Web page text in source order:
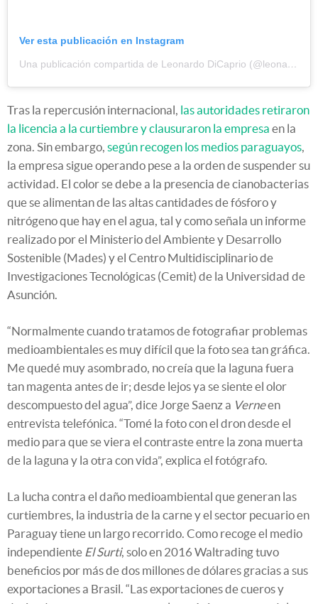
Ver esta publicación en Instagram
Una publicación compartida de Leonardo DiCaprio (@leonardodicaprio)
Tras la repercusión internacional, las autoridades retiraron
la licencia a la curtiembre y clausuraron la empresa en la
zona. Sin embargo, según recogen los medios paraguayos
la empresa sigue operando pese a la orden de suspender su
actividad. El color se debe a la presencia de cianobacterias
que se alimentan de las altas cantidades de fósforo y
nitrógeno que hay en el agua, tal y como señala un informe
realizado por el Ministerio del Ambiente y Desarrollo
Sostenible (Mades) y el Centro Multidisciplinario de
Investigaciones Tecnológicas (Cemit) de la Universidad de
Asunción.
“Normalmente cuando tratamos de fotografiar problemas
medioambientales es muy difícil que la foto sea tan gráfica.
Me quedé muy asombrado, no creía que la laguna fuera
tan magenta antes de ir; desde lejos ya se siente el olor
descompuesto del agua”, dice Jorge Saenz a Verneen
entrevista telefónica. “Tomé la foto con el dron desde el
medio para que se viera el contraste entre la zona muerta
de la laguna y la otra con vida”, explica el fotógrafo.
La lucha contra el daño medioambiental que generan las
curtiembres, la industria de la carne y el sector pecuario en
Paraguay tiene un largo recorrido. Como recoge el medio
independiente El Surti, solo en 2016 Waltrading tuvo
beneficios por más de dos millones de dólares gracias a sus
exportaciones a Brasil. “Las exportaciones de cueros y